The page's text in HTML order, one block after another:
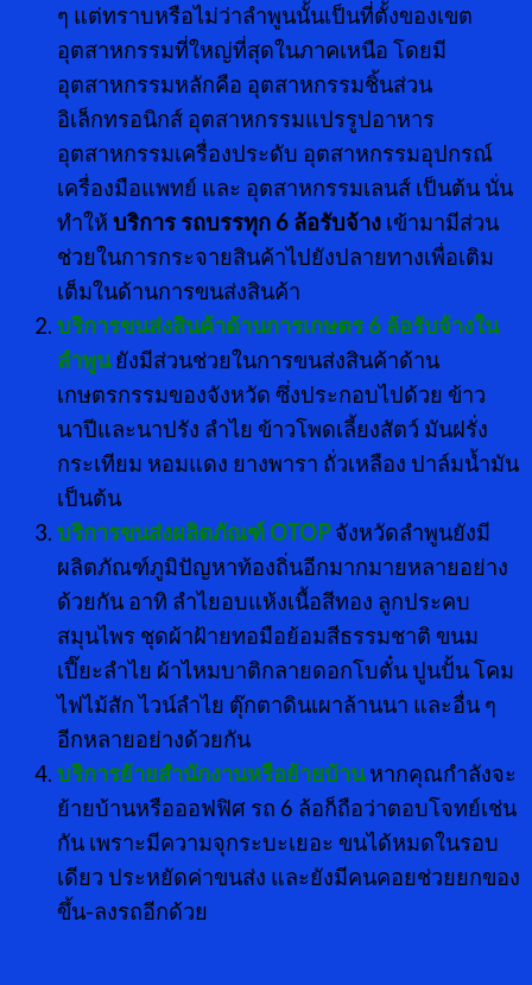
ๆ แต่ทราบหรือไม่ว่าลำพูนนั้นเป็นที่ตั้งของเขต
อุตสาหกรรมที่ใหญ่ที่สุดในภาคเหนือ โดยมี
อุตสาหกรรมหลักคือ อุตสาหกรรมชิ้นส่วน
อิเล็กทรอนิกส์ อุตสาหกรรมแปรรูปอาหาร
อุตสาหกรรมเครื่องประดับ อุตสาหกรรมอุปกรณ์
เครื่องมือแพทย์ และ อุตสาหกรรมเลนส์ เป็นต้น นั่น
ทำให้ บริการ รถบรรทุก 6 ล้อรับจ้าง เข้ามามีส่วน
ช่วยในการกระจายสินค้าไปยังปลายทางเพื่อเติม
เต็มในด้านการขนส่งสินค้า
บริการขนส่งสินค้าด้านการเกษตร 6 ล้อรับจ้างใน
ลำพูนยังมีส่วนช่วยในการขนส่งสินค้าด้าน
เกษตรกรรมของจังหวัด ซึ่งประกอบไปด้วย ข้าว
นาปีและนาปรัง ลำไย ข้าวโพดเลี้ยงสัตว์ มันฝรั่ง
กระเทียม หอมแดง ยางพารา ถั่วเหลือง ปาล์มน้ำมัน
เป็นต้น
บริการขนส่งผลิตภัณฑ์ OTOP จังหวัดลำพูนยังมี
ผลิตภัณฑ์ภูมิปัญหาท้องถิ่นอีกมากมายหลายอย่าง
ด้วยกัน อาทิ ลําไยอบแห้งเนื้อสีทอง ลูกประคบ
สมุนไพร ชุดผ้าฝ้ายทอมือย้อมสีธรรมชาติ ขนม
เปี๊ยะลําไย ผ้าไหมบาติกลายดอกโบตั๋น ปูนปั้น โคม
ไฟไม้สัก ไวน์ลําไย ตุ๊กตาดินเผาล้านนา และอื่น ๆ
อีกหลายอย่างด้วยกัน
บริการย้ายสำนักงานหรือย้ายบ้าน หากคุณกำลังจะ
ย้ายบ้านหรือออฟฟิศ รถ 6 ล้อก็ถือว่าตอบโจทย์เช่น
กัน เพราะมีความจุกระบะเยอะ ขนได้หมดในรอบ
เดียว ประหยัดค่าขนส่ง และยังมีคนคอยช่วยยกของ
ขึ้น-ลงรถอีกด้วย